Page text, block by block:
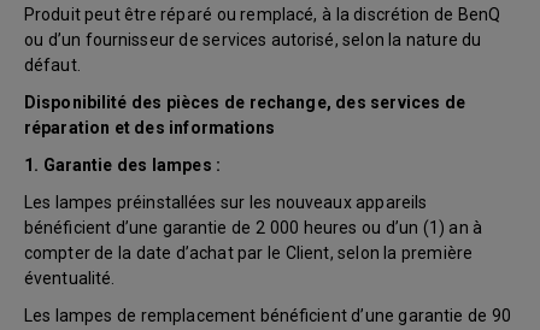
Produit peut être réparé ou remplacé, à la discrétion de BenQ
ou d’un fournisseur de services autorisé, selon la nature du
défaut.
Disponibilité des pièces de rechange, des services de
réparation et des informations
1. Garantie des lampes :
Les lampes préinstallées sur les nouveaux appareils
bénéficient d’une garantie de 2 000 heures ou d’un (1) an à
compter de la date d’achat par le Client, selon la première
éventualité.
Les lampes de remplacement bénéficient d’une garantie de 90